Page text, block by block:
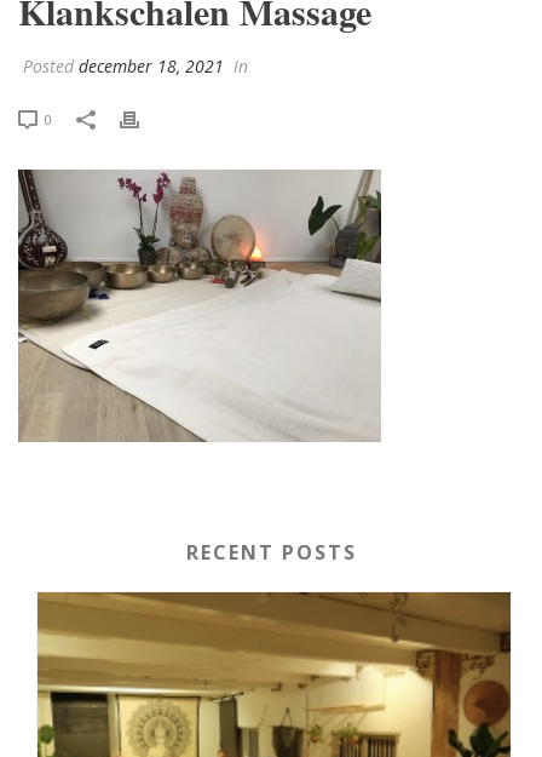
Posted december 18, 2021 In
0
RECENT POSTS